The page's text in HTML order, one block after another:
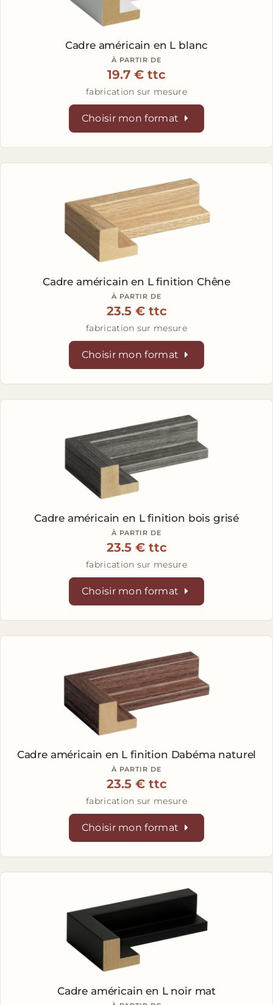
Cadre américain en L blanc
À PARTIR DE
19.7 € ttc
fabrication sur mesure
Choisir mon format
Cadre américain en Lfinition Chêne
À PARTIR DE
23.5 € ttc
fabrication sur mesure
Choisir mon format
Cadre américain en Lfinition bois grisé
À PARTIR DE
23.5 € ttc
fabrication sur mesure
Choisir mon format
Cadre américain en Lfinition Dabéma naturel
À PARTIR DE
23.5 € ttc
fabrication sur mesure
Choisir mon format
Cadre américain en L noir mat